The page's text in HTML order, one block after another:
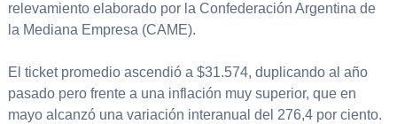
relevamiento elaborado por la Confederación Argentina de
la Mediana Empresa (CAME).
El ticket promedio ascendió a $31.574, duplicando al año
pasado pero frente a una inflación muy superior, que en
mayo alcanzó una variación interanual del 276,4 por ciento.